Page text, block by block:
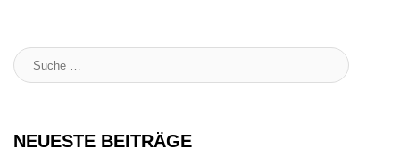
Suche
:
NEUESTE BEITRÄGE